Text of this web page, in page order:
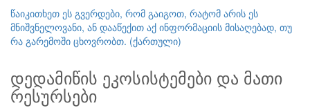
წაიკითხეთ ეს გვერდები, რომ გაიგოთ, რატომ არის ეს
მნიშვნელოვანი, ან დააწექით აქ ინფორმაციის მისაღებად, თუ
რა გარემოში ცხოვრობთ. (ქართული)
დედამიწის ეკოსისტემები და მათი
რესურსები